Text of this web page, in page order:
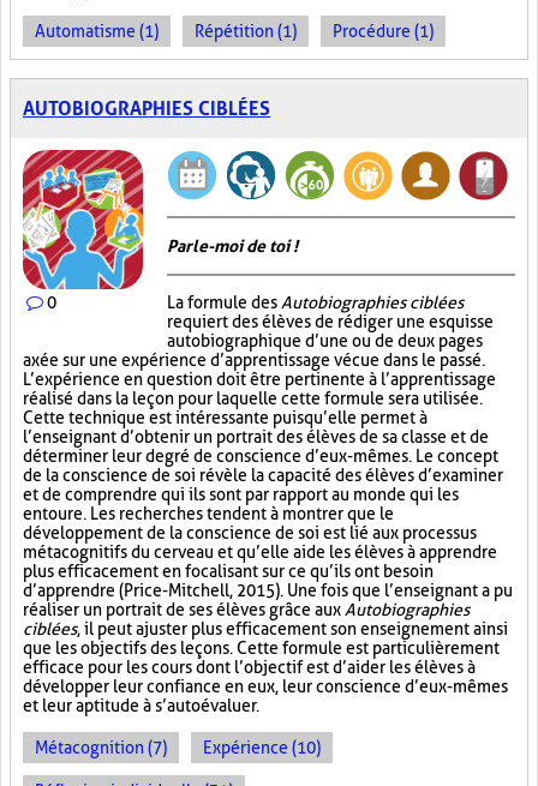
Automatisme (1) Répétition (1) Procédure (1)
AUTOBIOGRAPHIES CIBLÉES
0
Parle-moi de toi !
La formule des Autobiographies ciblées
requiert des élèves de rédiger une esquisse
autobiographique d’une ou de deux pages
axée sur une expérience d’apprentissage vécue dans le passé.
L’expérience en question doit être pertinente à l’apprentissage
réalisé dans la leçon pour laquelle cette formule sera utilisée.
Cette technique est intéressante puisqu’elle permet à
l’enseignant d’obtenir un portrait des élèves de sa classe et de
déterminer leur degré de conscience d’eux-mêmes. Le concept
de la conscience de soi révèle la capacité des élèves d’examiner
et de comprendre qui ils sont par rapport au monde qui les
entoure. Les recherches tendent à montrer que le
développement de la conscience de soi est lié aux processus
métacognitifs du cerveau et qu’elle aide les élèves à apprendre
plus efficacement en focalisant sur ce qu’ils ont besoin
d’apprendre (Price-Mitchell, 2015). Une fois que l’enseignant a pu
réaliser un portrait de ses élèves grâce aux Autobiographies
ciblées, il peut ajuster plus efficacement son enseignement ainsi
que les objectifs des leçons. Cette formule est particulièrement
efficace pour les cours dont l’objectif est d’aider les élèves à
développer leur confiance en eux, leur conscience d’eux-mêmes
et leur aptitude à s’autoévaluer.
Métacognition (7) Expérience (10)